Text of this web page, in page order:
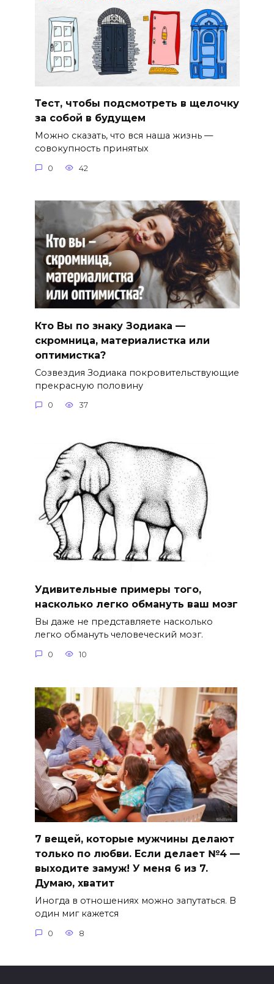
Тест, чтобы подсмотреть в щелочку
за собой в будущем
Можно сказать, что вся наша жизнь —
совокупность принятых
0 42
Кто Вы по знаку Зодиака —
скромница, материалистка или
оптимистка?
Созвездия Зодиака покровительствующие
прекрасную половину
0 37
Удивительные примеры того,
насколько легко обмануть ваш мозг
Вы даже не представляете насколько
легко обмануть человеческий мозг.
0 10
7 вещей, которые мужчины делают
только по любви. Если делает №4 —
выходите замуж! У меня 6 из 7.
Думаю, хватит
Иногда в отношениях можно запутаться. В
один миг кажется
0 8